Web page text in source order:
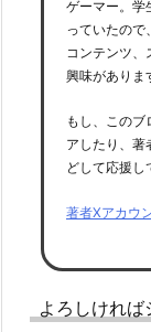
ゲーマー。学
っていたので
コンテンツ、
興味がありま
もし、このブ
アしたり、著
どして応援
著者Xアカウ
よろしけれ